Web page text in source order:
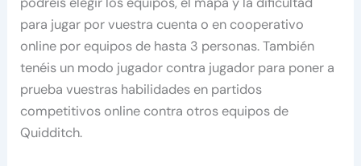
para jugar por vuestra cuenta o en cooperativo
online por equipos de hasta 3 personas. También
tenéis un modo jugador contra jugador para poner a
prueba vuestras habilidades en partidos
competitivos online contra otros equipos de
Quidditch.